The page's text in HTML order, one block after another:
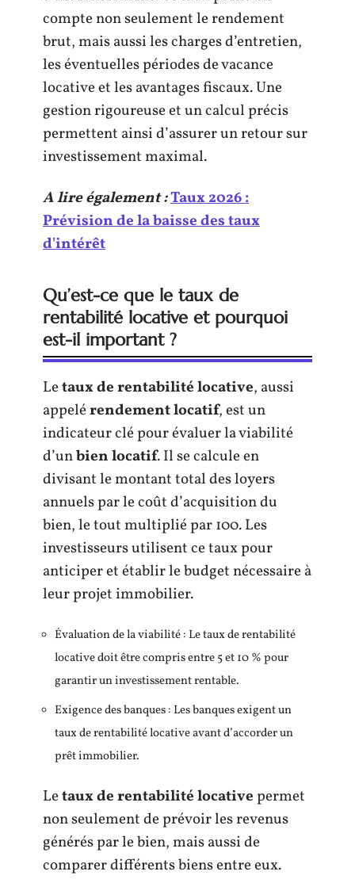
compte non seulement le rendement
brut, mais aussi les charges d’entretien,
les éventuelles périodes de vacance
locative et les avantages fiscaux. Une
gestion rigoureuse et un calcul précis
permettent ainsi d’assurer un retour sur
investissement maximal.
A lire également :Taux 2026 :
Prévision de la baisse des taux
d'intérêt
Qu’est-ce que le taux de
rentabilité locative et pourquoi
est-il important ?
Letaux de rentabilité locative, aussi
appelérendement locatif, est un
indicateur clé pour évaluer la viabilité
d’unbien locatif. Il se calcule en
divisant le montant total des loyers
annuels par le coût d’acquisition du
bien, le tout multiplié par 100. Les
investisseurs utilisent ce taux pour
anticiper et établir le budget nécessaire à
leur projet immobilier.
Évaluation de la viabilité : Le taux de rentabilité
locative doit être compris entre 5 et 10 % pour
garantir un investissement rentable.
Exigence des banques : Les banques exigent un
taux de rentabilité locative avant d’accorder un
prêt immobilier.
Letaux de rentabilité locativepermet
non seulement de prévoir les revenus
générés par le bien, mais aussi de
comparer différents biens entre eux.